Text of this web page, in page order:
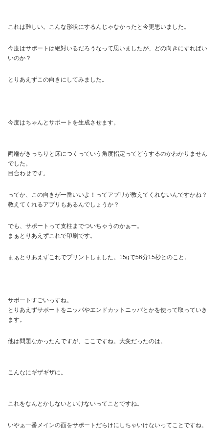
これは難しい。こんな形状にするんじゃなかったと今更思いました。
今度はサポートは絶対いるだろうなって思いましたが、どの向きにすればい
いのか？
とりあえずこの向きにしてみました。
今度はちゃんとサポートを生成させます。
両端がきっちりと床につくっていう角度指定ってどうするのかわかりません
でした。
目合わせです。
ってか、この向きが一番いいよ！ってアプリが教えてくれないんですかね？
教えてくれるアプリもあるんでしょうか？
でも、サポートって支柱までついちゃうのかぁー。
まぁとりあえずこれで印刷です。
まぁとりあえずこれでプリントしました。15gで56分15秒とのこと。
サポートすごいっすね。
とりあえずサポートをニッパやエンドカットニッパとかを使って取っていき
ます。
他は問題なかったんですが、ここですね。大変だったのは。
こんなにギザギザに。
これをなんとかしないといけないってことですね。
いやぁ一番メインの面をサポートだらけにしちゃいけないってことですね。